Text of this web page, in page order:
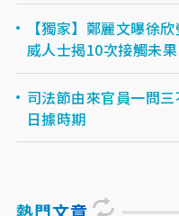
【獨家】鄭麗文曝徐
威人士揭10次接觸未
司法節由來官員一問
日據時期
熱門文章